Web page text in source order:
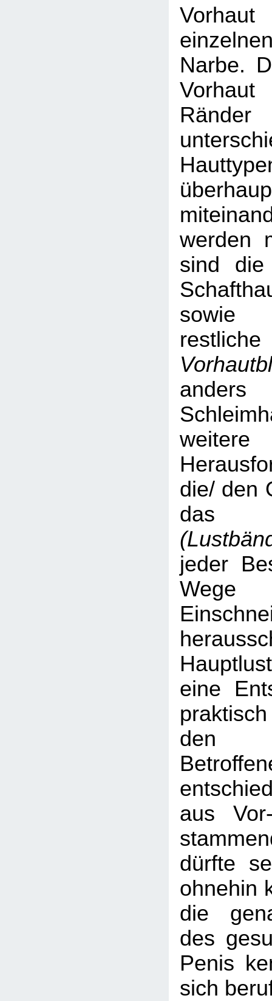
Narbe.
werden
sind die
anders
weitere
die/ den
jeder
eine
den
aus
dürfte
ohnehin
die
des
Penis
sich